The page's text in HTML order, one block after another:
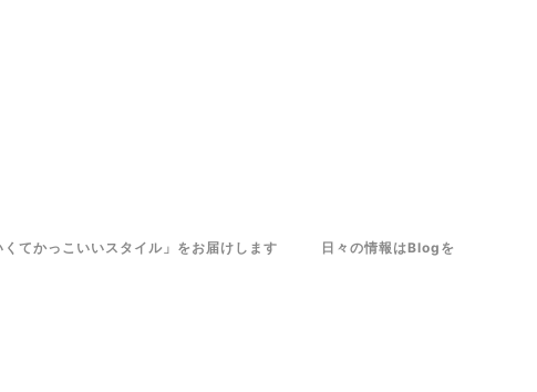
くてかっこいいスタイル」をお届けします 日々の情報はBlogを